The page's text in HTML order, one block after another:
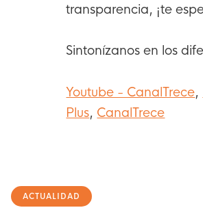
transparencia, ¡te
Sintonízanos en los
Youtube - CanalTrece,
Plus, CanalTrece
ACTUALIDAD